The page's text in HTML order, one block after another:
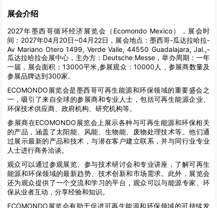
展会介绍
2027年墨西哥循环经济展览会（Ecomondo Mexico），展会时
间：2027年04月20日~04月22日，展会地点：墨西哥-瓜达拉哈拉-
Av Mariano Otero 1499, Verde Valle, 44550 Guadalajara, Jal.,-
瓜达拉哈拉会展中心，主办方：Deutsche Messe，举办周期：一年
一届，展会面积：13000平米,参展观众：10000人，参展商数量及
参展品牌达到300家。
ECOMONDO展览会是墨西哥可再生能源和环保领域的重要盛会之
一，吸引了来自全球的参展商和专业人士，包括可再生能源企业、
环保技术供应商、政府机构、研究机构等。
参展商在ECOMONDO展览会上展示各种与可再生能源和环保相关
的产品，涵盖了太阳能、风能、生物能、废物处理技术等。他们通
过展示最新的产品和技术，与潜在客户建立联系，并与同行业专业
人士进行商务洽谈。
观众可以通过参观展览、参与技术研讨会和专业讲座，了解可再生
能源和环保领域的最新趋势、技术创新和市场需求。此外，展览会
还为观众提供了一个交流和学习的平台，观众可以与能源专家、环
保从业者互动，分享经验和知识。
ECOMONDO展览会有助于促进可再生能源和环保领域的可持续发